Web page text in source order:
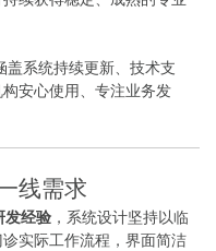
盖系统持续更新、技术支
安心使用、专注业务发
线需求
发经验 ，系统设计坚持以临
实际工作流程，界面简洁